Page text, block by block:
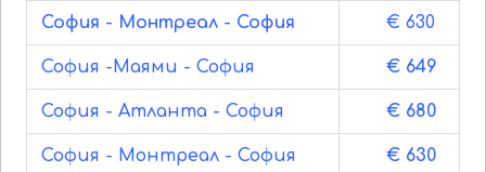
София - Монтреал - София € 630
София -Маями - София € 649
София - Атланта - София € 680
София - Монтреал - София € 630